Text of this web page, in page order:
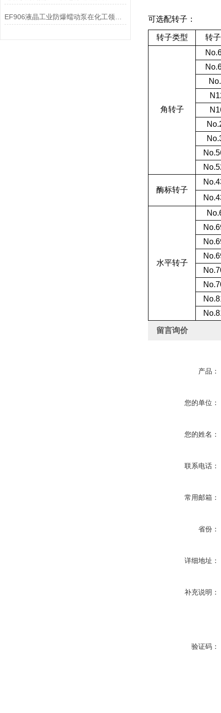
可选配转子：
转子类型 转
角转子
酶标转子
水平转子
留言询价
产品：
您的单位：
您的姓名：
联系电话：
常用邮箱：
省份：
详细地址：
补充说明：
验证码：